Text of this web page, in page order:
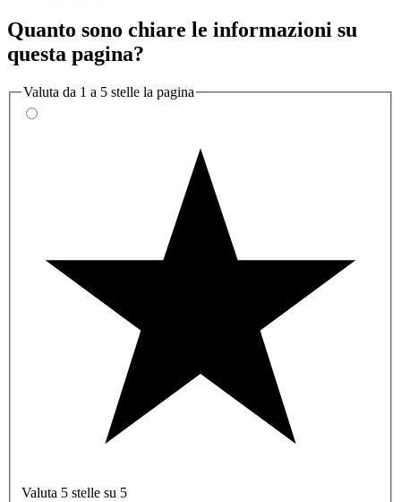
Quanto sono chiare le informazioni su
questa pagina?
Valuta da 1 a 5 stelle la pagina
Valuta 5 stelle su 5